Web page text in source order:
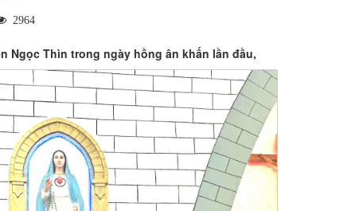
2964
Ngọc Thìn trong ngày hồng ân khấn lần đầu,